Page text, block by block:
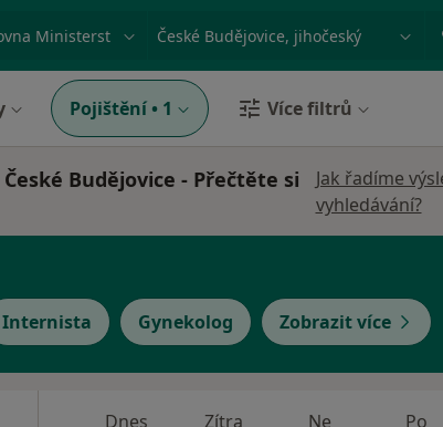
nebo příjmeníMěsto nebo region
Pojištění • 1 Více filtrů
Budějovice - Přečtěte si
Jak řadíme
vyhledávání?
Internista Gynekolog Zobrazit více
Dnes Zítra Ne Po